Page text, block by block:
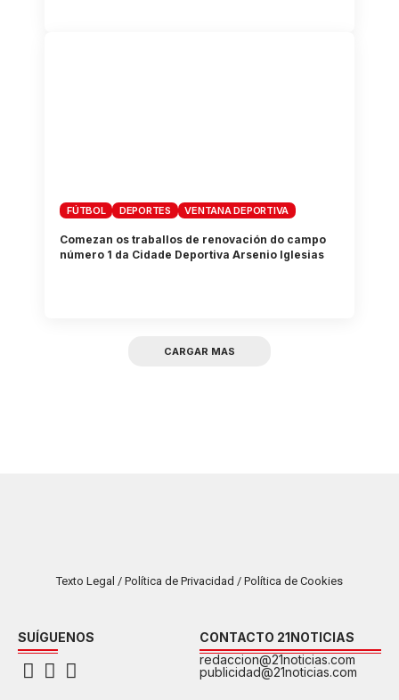
FÚTBOL DEPORTES VENTANA DEPORTIVA
Comezan os traballos de renovación do campo
número 1 da Cidade Deportiva Arsenio Iglesias
CARGAR MAS
Texto Legal / Política de Privacidad / Política de Cookies
SUÍGUENOS
CONTACTO 21NOTICIAS
redaccion@21noticias.com
publicidad@21noticias.com